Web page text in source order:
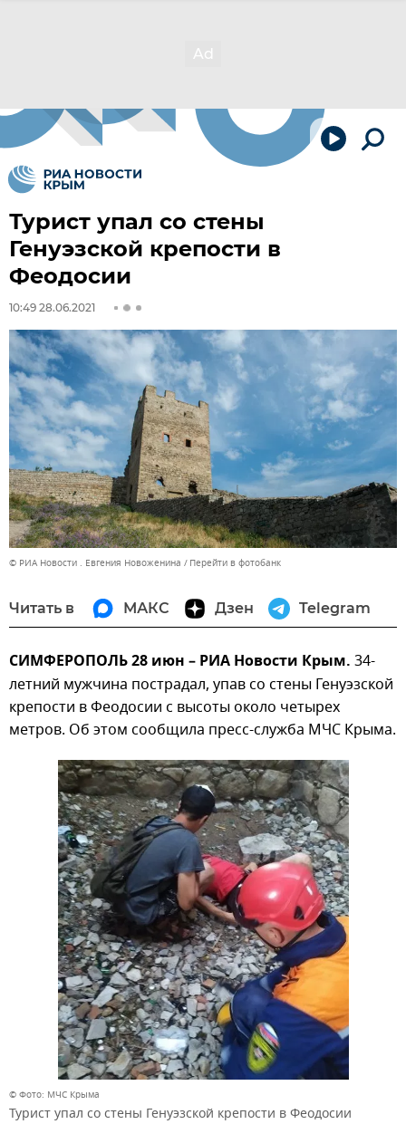
Турист упал со стены
Генуэзской крепости в
Феодосии
10:49 28.06.2021
© РИА Новости . Евгения Новоженина Перейти в фотобанк
Читать в МАКС Дзен Telegram
СИМФЕРОПОЛЬ 28 июн – РИА Новости Крым. 34-
летний мужчина пострадал, упав со стены Генуэзской
крепости в Феодосии с высоты около четырех
метров. Об этом сообщила пресс-служба МЧС Крыма.
© Фото: МЧС Крыма
Турист упал со стены Генуэзской крепости в Феодосии